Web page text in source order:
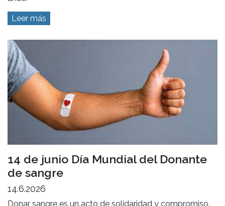
Leer más
14 de junio Día Mundial del Donante
de sangre
14.6.2026
Donar sangre es un acto de solidaridad y compromiso.